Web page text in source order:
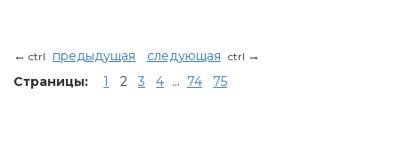
← ctrl предыдущая следующая ctrl →
Страницы:
1 2 3 4 ... 74 75